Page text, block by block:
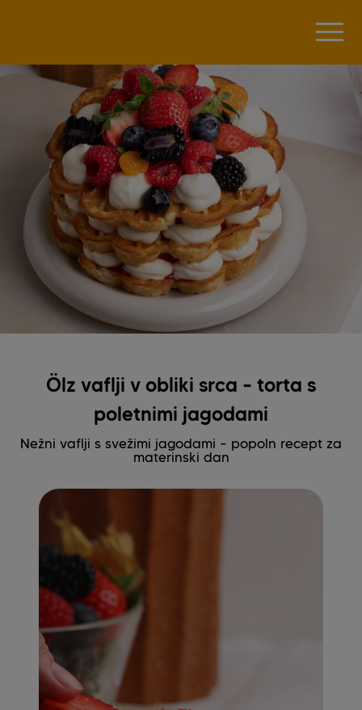
Ölz vaflji v obliki srca – torta s
poletnimi jagodami
Nežni vaflji s svežimi jagodami – popoln recept za
materinski dan